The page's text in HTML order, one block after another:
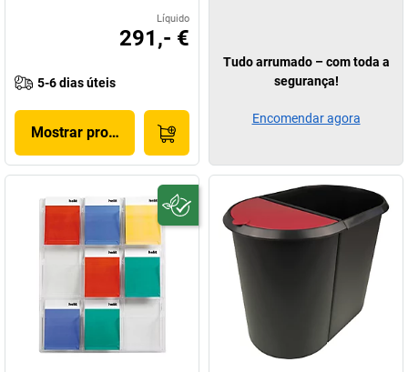
Líquido
291,- €
5-6 dias úteis
Mostrar produto
Tudo arrumado – com toda a
segurança!
Encomendar agora